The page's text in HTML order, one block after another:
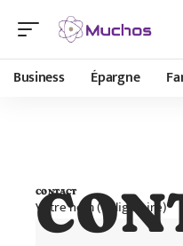
Business Épargne
CONTACT
Votre nom (obligatoire)